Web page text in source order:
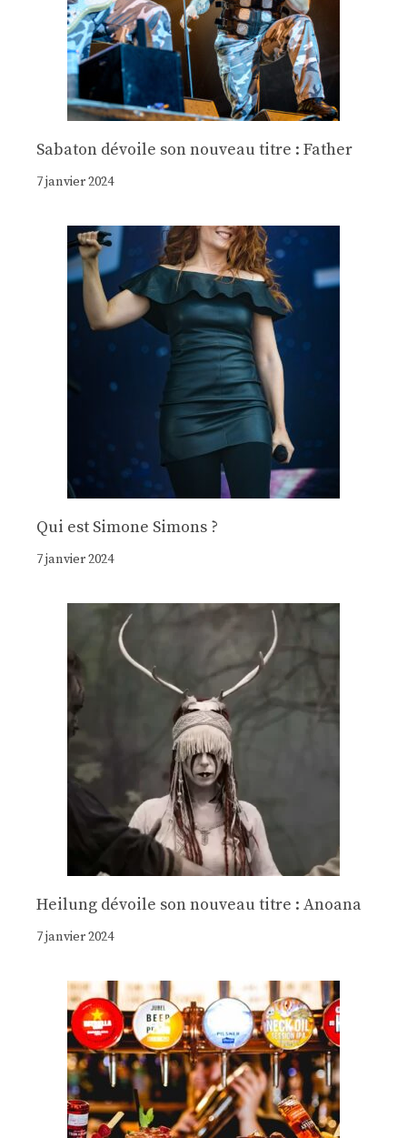
Sabaton dévoile son nouveau titre : Father
7 janvier 2024
Qui est Simone Simons ?
7 janvier 2024
Heilung dévoile son nouveau titre : Anoana
7 janvier 2024